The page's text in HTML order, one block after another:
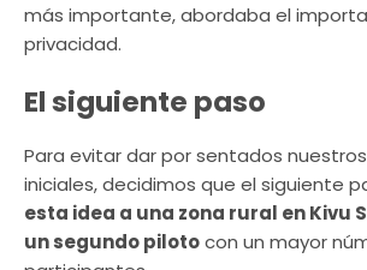
más importante, abordaba el
privacidad.
El siguiente paso
Para evitar dar por sentados
iniciales, decidimos que el siguiente
esta idea a una zona rural en Kivu
un segundo pilotocon un mayor